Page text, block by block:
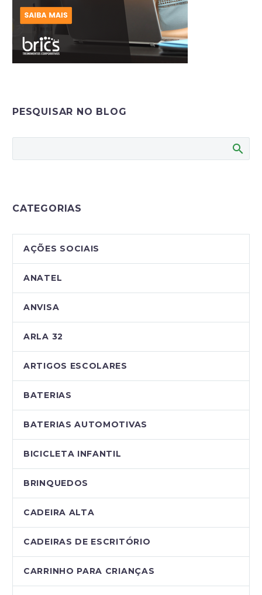
PESQUISAR NO BLOG
CATEGORIAS
AÇÕES SOCIAIS
ANATEL
ANVISA
ARLA 32
ARTIGOS ESCOLARES
BATERIAS
BATERIAS AUTOMOTIVAS
BICICLETA INFANTIL
BRINQUEDOS
CADEIRA ALTA
CADEIRAS DE ESCRITÓRIO
CARRINHO PARA CRIANÇAS